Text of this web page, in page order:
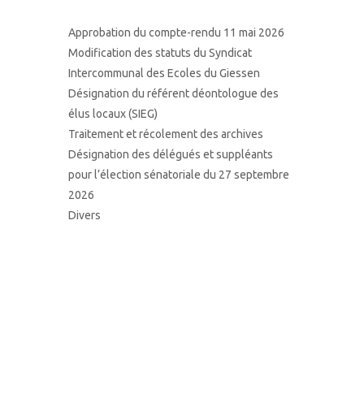
Approbation du compte-rendu 11 mai 2026
Modification des statuts du Syndicat
Intercommunal des Ecoles du Giessen
Désignation du référent déontologue des
élus locaux (SIEG)
Traitement et récolement des archives
Désignation des délégués et suppléants
pour l’élection sénatoriale du 27 septembre
2026
Divers